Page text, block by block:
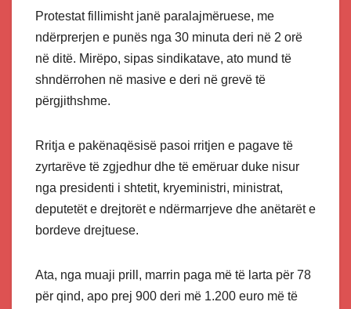
Protestat fillimisht janë paralajmëruese, me
ndërprerjen e punës nga 30 minuta deri në 2 orë
në ditë. Mirëpo, sipas sindikatave, ato mund të
shndërrohen në masive e deri në grevë të
përgjithshme.
Rritja e pakënaqësisë pasoi rritjen e pagave të
zyrtarëve të zgjedhur dhe të emëruar duke nisur
nga presidenti i shtetit, kryeministri, ministrat,
deputetët e drejtorët e ndërmarrjeve dhe anëtarët e
bordeve drejtuese.
Ata, nga muaji prill, marrin paga më të larta për 78
për qind, apo prej 900 deri më 1.200 euro më të